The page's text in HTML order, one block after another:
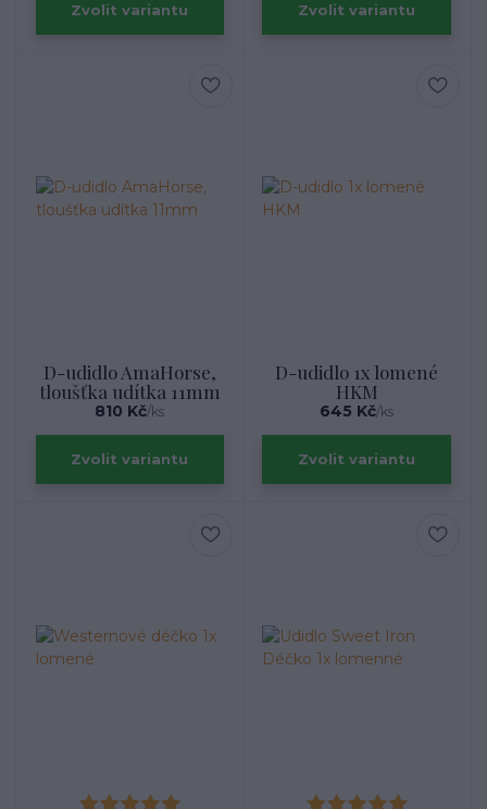
Zvolit variantu Zvolit variantu
D-udidlo AmaHorse,
tloušťka udítka 11mm
810 Kč/ks
Zvolit variantu
D-udidlo 1x lomené
HKM
645 Kč/ks
Zvolit variantu